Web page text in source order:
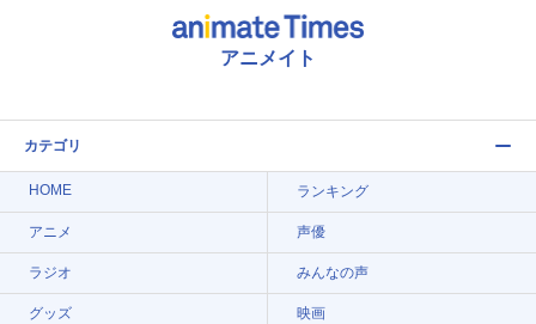
アニメイト
カテゴリ
HOME ランキング
アニメ 声優
ラジオ みんなの声
グッズ 映画